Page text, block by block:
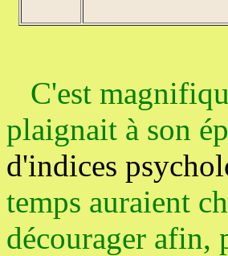
C'est
plaignait à son
d'indices
temps auraient
décourager afin,